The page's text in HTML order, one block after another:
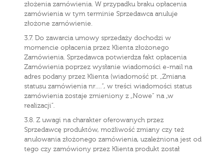
złożenia zamówienia. W przypadku braku opłacenia
zamówienia w tym terminie Sprzedawca anuluje
złożone zamówienie.
3.7. Do zawarcia umowy sprzedaży dochodzi w
momencie opłacenia przez Klienta złożonego
Zamówienia. Sprzedawca potwierdza fakt opłacenia
Zamówienia poprzez wysłanie wiadomości e-mail na
adres podany przez Klienta (wiadomość pt. „Zmiana
statusu zamówienia nr….”, w treści wiadomości status
zamówienia zostaje zmieniony z „Nowe” na „w
realizacji”.
3.8. Z uwagi na charakter oferowanych przez
Sprzedawcę produktów, możliwość zmiany czy też
anulowania złożonego zamówienia, uzależniona jest od
tego czy zamówiony przez Klienta produkt został